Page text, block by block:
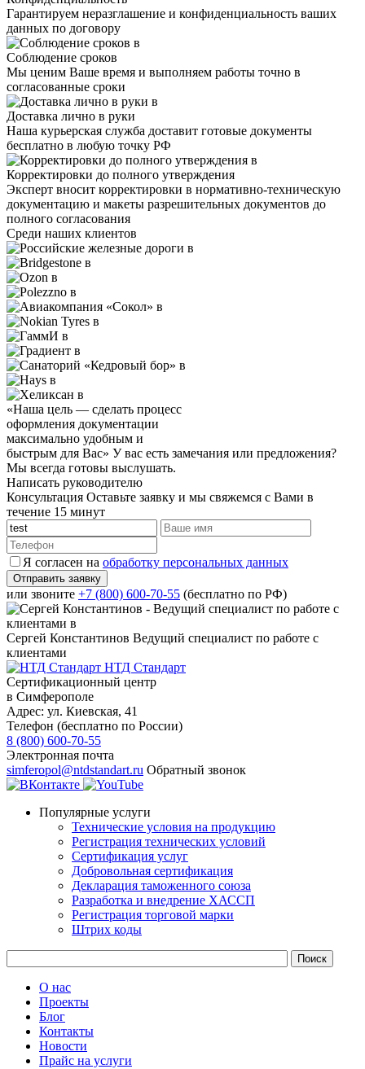
Гарантируем неразглашение и конфиденциальность ваших
данных по договору
Соблюдение сроков
Мы ценим Ваше время и выполняем работы точно в
согласованные сроки
Доставка лично в руки
Наша курьерская служба доставит готовые документы
бесплатно в любую точку РФ
Корректировки до полного утверждения
Эксперт вносит корректировки в нормативно-техническую
документацию и макеты разрешительных документов до
полного согласования
Среди наших клиентов
«Наша цель — сделать процесс
оформления документации
максимально удобным и
быстрым для Вас» У вас есть замечания или предложения?
Мы всегда готовы выслушать.
Написать руководителю
Консультация Оставьте заявку и мы свяжемся с Вами в
течение 15 минут
Я согласен на обработку персональных данных
или звоните +7 (800) 600-70-55 (бесплатно по РФ)
Сергей Константинов Ведущий специалист по работе с
клиентами
НТД Стандарт
Сертификационный центр
в Симферополе
Адрес: ул. Киевская, 41
Телефон (бесплатно по России)
8 (800) 600-70-55
Электронная почта
simferopol@ntdstandart.ru Обратный звонок
Популярные услуги
Технические условия на продукцию
Регистрация технических условий
Сертификация услуг
Добровольная сертификация
Декларация таможенного союза
Разработка и внедрение ХАССП
Регистрация торговой марки
Штрих коды
О нас
Проекты
Блог
Контакты
Новости
Прайс на услуги